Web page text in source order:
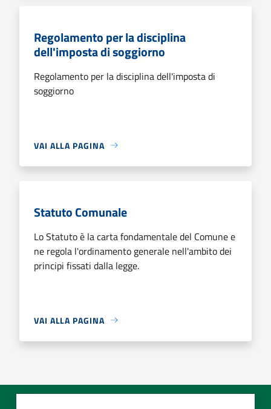
Regolamento per la disciplina
dell'imposta di soggiorno
Regolamento per la disciplina dell'imposta di
soggiorno
VAI ALLA PAGINA
Statuto Comunale
Lo Statuto è la carta fondamentale del Comune e
ne regola l'ordinamento generale nell'ambito dei
principi fissati dalla legge.
VAI ALLA PAGINA